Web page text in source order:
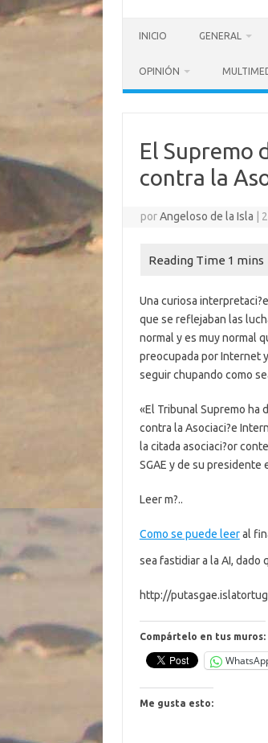
INICIO GENERAL
OPINIÓN
El Supremo
contra la
porAngeloso de la Isla
Una curiosa
que se reflejaban las
normal y es muy normal
preocupada por Internet
seguir chupando como
«El Tribunal Supremo ha
contra la Asociaci?e
la citada asociaci?or
SGAE y de su presidente
Leer m?..
Como se puede leeral
sea fastidiar a la AI, dado
http://
Compártelo en tus muros:
Me gusta esto: